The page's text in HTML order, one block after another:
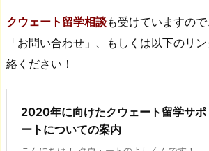
クウェート留学相談も受けていますの
「お問い合わせ」、もしくは以下のリ
絡ください！
2020年に向けたクウェート留学サポ
ートについての案内